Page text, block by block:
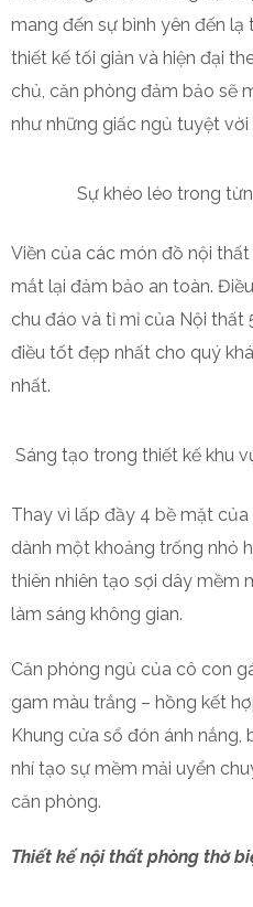
mang đến sự bình yên đến
thiết kế tối giản và hiện đại
chủ, căn phòng đảm bảo sẽ
như những giấc ngủ tuyệt vời
Sự khéo léo trong
Viền của các món đồ nội
mắt lại đảm bảo an toàn.
chu đáo và tỉ mỉ của Nội thất
điều tốt đẹp nhất cho quý
nhất.
Sáng tạo trong thiết kế khu
Thay vì lấp đầy 4 bề mặt
dành một khoảng trống nhỏ
thiên nhiên tạo sợi dây mềm
làm sáng không gian.
Căn phòng ngủ của cô con
gam màu trắng – hồng kết
Khung cửa sổ đón ánh
nhí tạo sự mềm mải uyển
căn phòng.
Thiết kế nội thất phòng thờ